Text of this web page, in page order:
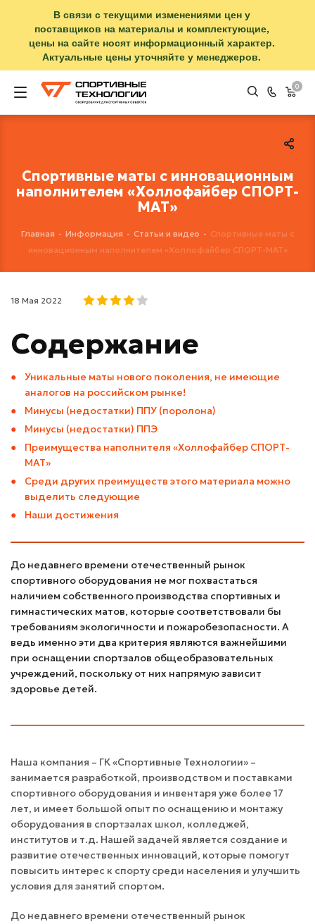
В связи с текущими изменениями цен у
поставщиков на материалы и комплектующие,
цены на сайте носят информационный характер.
Актуальные цены уточняйте у менеджеров.
0
Спортивные маты с инновационным
наполнителем «Холлофайбер СПОРТ-
МАТ»
Главная - Информация - Статьи и видео - Спортивные маты с
инновационным наполнителем «Холлофайбер СПОРТ-МАТ»
18 Мая 2022
Содержание
Уникальные маты нового поколения, не имеющие
аналогов на российском рынке!
Минусы (недостатки) ППУ (поролона)
Минусы (недостатки) ППЭ
Преимущества наполнителя «Холлофайбер СПОРТ-
МАТ»
Среди других преимуществ этого материала можно
выделить следующие
Наши достижения
До недавнего времени отечественный рынок
спортивного оборудования не мог похвастаться
наличием собственного производства спортивных и
гимнастических матов, которые соответствовали бы
требованиям экологичности и пожаробезопасности. А
ведь именно эти два критерия являются важнейшими
при оснащении спортзалов общеобразовательных
учреждений, поскольку от них напрямую зависит
здоровье детей.
Наша компания – ГК «Спортивные Технологии» –
занимается разработкой, производством и поставками
спортивного оборудования и инвентаря уже более 17
лет, и имеет большой опыт по оснащению и монтажу
оборудования в спортзалах школ, колледжей,
институтов и т.д. Нашей задачей является создание и
развитие отечественных инноваций, которые помогут
повысить интерес к спорту среди населения и улучшить
условия для занятий спортом.
До недавнего времени отечественный рынок